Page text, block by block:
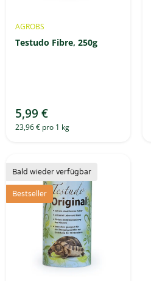
AGROBS
Testudo Fibre, 250g
5,99 €
23,96 € pro 1 kg
Bald wieder verfügbar
Bestseller